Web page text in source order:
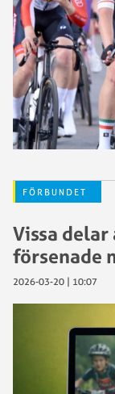
FÖRBUNDET
Vissa delar
försenade
2026-03-20 | 10:07